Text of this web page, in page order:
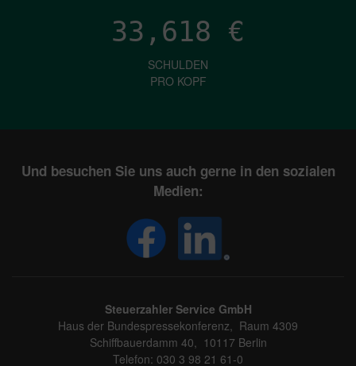
33,618 €
SCHULDEN
PRO KOPF
Und besuchen Sie uns auch gerne in den sozialen
Medien:
Steuerzahler Service GmbH
Haus der Bundespressekonferenz, Raum 4309
Schiffbauerdamm 40, 10117 Berlin
Telefon: 030 3 98 21 61-0